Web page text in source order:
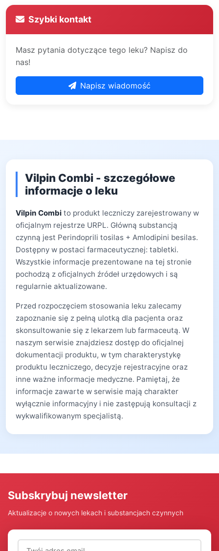
Szybki kontakt
Masz pytania dotyczące tego leku? Napisz do
nas!
Napisz wiadomość
Vilpin Combi - szczegółowe
informacje o leku
Vilpin Combi to produkt leczniczy zarejestrowany w
oficjalnym rejestrze URPL. Główną substancją
czynną jest Perindoprili tosilas + Amlodipini besilas.
Dostępny w postaci farmaceutycznej: tabletki.
Wszystkie informacje prezentowane na tej stronie
pochodzą z oficjalnych źródeł urzędowych i są
regularnie aktualizowane.
Przed rozpoczęciem stosowania leku zalecamy
zapoznanie się z pełną ulotką dla pacjenta oraz
skonsultowanie się z lekarzem lub farmaceutą. W
naszym serwisie znajdziesz dostęp do oficjalnej
dokumentacji produktu, w tym charakterystykę
produktu leczniczego, decyzje rejestracyjne oraz
inne ważne informacje medyczne. Pamiętaj, że
informacje zawarte w serwisie mają charakter
wyłącznie informacyjny i nie zastępują konsultacji z
wykwalifikowanym specjalistą.
Subskrybuj newsletter
Aktualizacje o nowych lekach i substancjach czynnych
Adres email (wymagany)